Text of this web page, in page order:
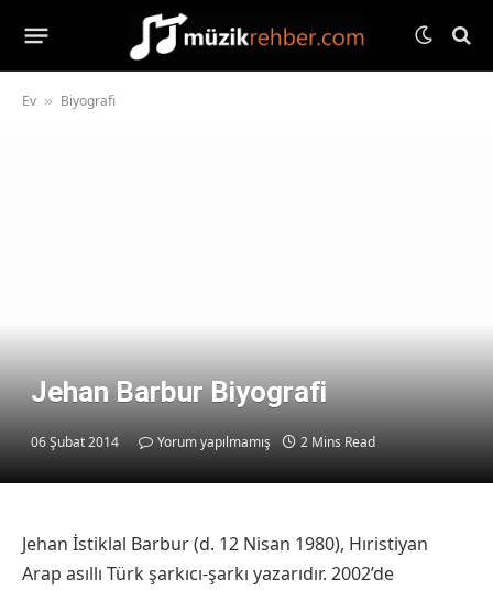
Ev » Biyografi
Jehan Barbur Biyografi
06 Şubat 2014 Yorum yapılmamış 2 Mins Read
Jehan İstiklal Barbur (d. 12 Nisan 1980), Hıristiyan
Arap asıllı Türk şarkıcı-şarkı yazarıdır. 2002’de